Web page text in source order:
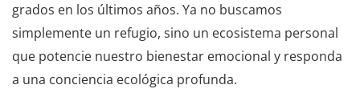
grados en los últimos años. Ya no buscamos
simplemente un refugio, sino un ecosistema personal
que potencie nuestro bienestar emocional y responda
a una conciencia ecológica profunda.